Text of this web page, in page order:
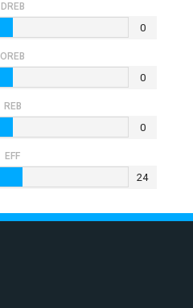
DRΕB
0
OREB
0
REB
0
EFF
24